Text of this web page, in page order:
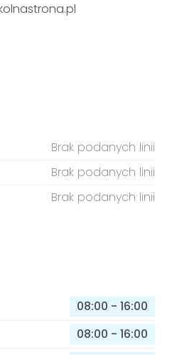
Brak podanych linii
Brak podanych linii
Brak podanych linii
08:00 - 16:00
08:00 - 16:00